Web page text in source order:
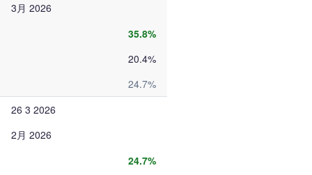
3月 2026
35.8%
20.4%
24.7%
26 3 2026
2月 2026
24.7%